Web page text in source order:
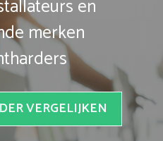
en
merken
VERGELIJKEN